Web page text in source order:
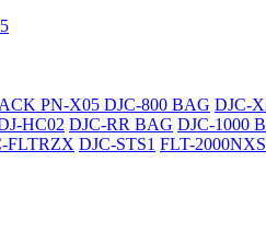
PN-X05 DJC-800 BAG DJC-
HC02 DJC-RR BAG DJC-1000
FLTRZX DJC-STS1 FLT-